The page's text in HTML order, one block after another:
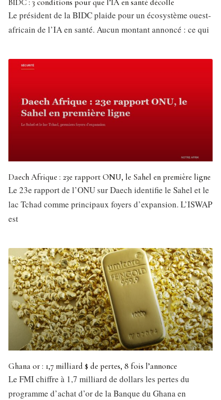
BIDC : 3 conditions pour que l’IA en santé décolle
Le président de la BIDC plaide pour un écosystème ouest-
africain de l’IA en santé. Aucun montant annoncé : ce qui
Daech Afrique : 23e rapport ONU, le Sahel en première ligne
Le 23e rapport de l’ONU sur Daech identifie le Sahel et le
lac Tchad comme principaux foyers d’expansion. L’ISWAP
est
Ghana or : 1,7 milliard $ de pertes, 8 fois l’annonce
Le FMI chiffre à 1,7 milliard de dollars les pertes du
programme d’achat d’or de la Banque du Ghana en